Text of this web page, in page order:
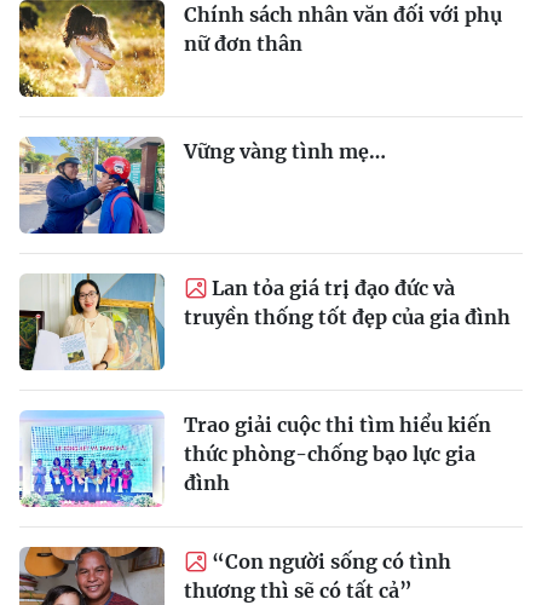
Chính sách nhân văn đối với phụ
nữ đơn thân
Vững vàng tình mẹ…
Lan tỏa giá trị đạo đức và
truyền thống tốt đẹp của gia đình
Trao giải cuộc thi tìm hiểu kiến
thức phòng-chống bạo lực gia
đình
“Con người sống có tình
thương thì sẽ có tất cả”